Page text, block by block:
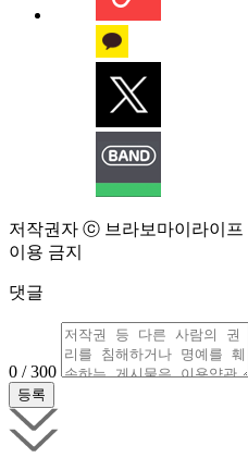
저작권자 ⓒ 브라보마이라이
이용 금지
댓글
0 / 300